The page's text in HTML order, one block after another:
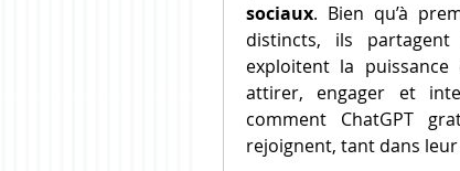
sociaux. Bien qu’à
distincts, ils
exploitent la
attirer, engager et
comment ChatGPT
rejoignent, tant dans